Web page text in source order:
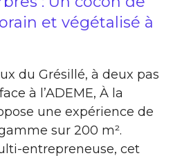
et végétalisé à
du Grésillé, à deux pas
à l’ADEME, À la
une expérience de
sur 200 m².
entrepreneuse, cet